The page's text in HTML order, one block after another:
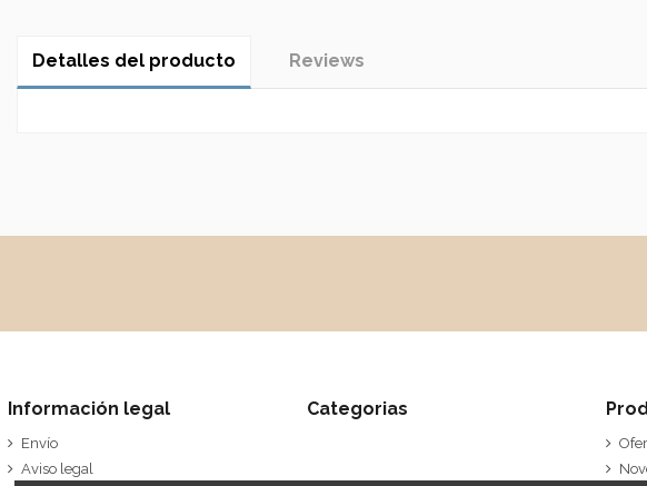
Detalles del producto Reviews
Información legal
Envío
Aviso legal
Categorias